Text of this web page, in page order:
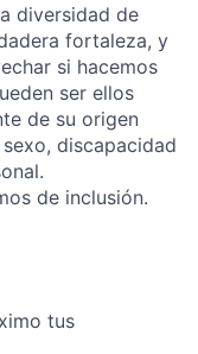
diversidad de
fortaleza, y
si hacemos
ser ellos
de su origen
discapacidad
de inclusión.
tus